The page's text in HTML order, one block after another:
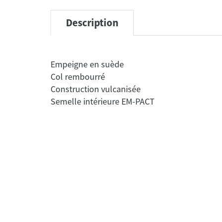
Description
Empeigne en suède
Col rembourré
Construction vulcanisée
Semelle intérieure EM-PACT